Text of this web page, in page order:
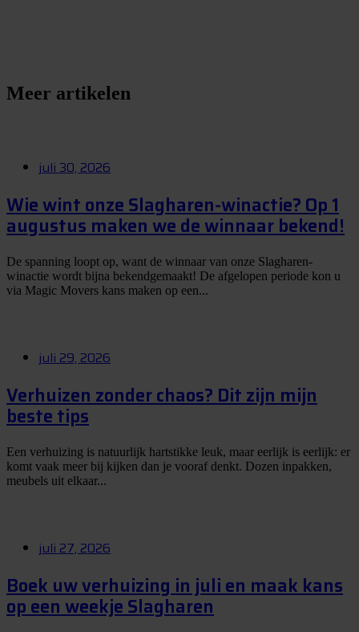
Meer artikelen
juli 30, 2026
Wie wint onze Slagharen-winactie? Op 1
augustus maken we de winnaar bekend!
De spanning loopt op, want de winnaar van onze Slagharen-
winactie wordt bijna bekendgemaakt! De afgelopen periode kon u
via Magic Movers kans maken op een...
juli 29, 2026
Verhuizen zonder chaos? Dit zijn mijn
beste tips
Een verhuizing is natuurlijk hartstikke leuk, maar eerlijk is eerlijk: er
komt vaak meer bij kijken dan je vooraf denkt. Dozen inpakken,
meubels uit elkaar...
juli 27, 2026
Boek uw verhuizing in juli en maak kans
op een weekje Slagharen